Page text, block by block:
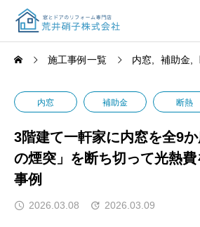
施工事例一覧 内窓 補助金
内窓 補助金 断熱
3階建て一軒家に内窓を全9
の煙突」を断ち切って光熱
事例
2026.03.08 2026.03.09